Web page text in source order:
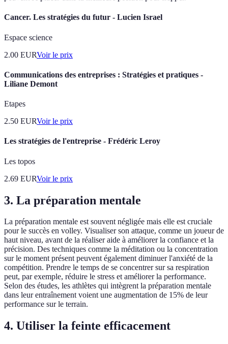
Cancer. Les stratégies du futur - Lucien Israel
Espace science
2.00 EURVoir le prix
Communications des entreprises : Stratégies et pratiques -
Liliane Demont
Etapes
2.50 EURVoir le prix
Les stratégies de l'entreprise - Frédéric Leroy
Les topos
2.69 EURVoir le prix
3. La préparation mentale
La préparation mentale est souvent négligée mais elle est cruciale
pour le succès en volley. Visualiser son attaque, comme un joueur de
haut niveau, avant de la réaliser aide à améliorer la confiance et la
précision. Des techniques comme la méditation ou la concentration
sur le moment présent peuvent également diminuer l'anxiété de la
compétition. Prendre le temps de se concentrer sur sa respiration
peut, par exemple, réduire le stress et améliorer la performance.
Selon des études, les athlètes qui intègrent la préparation mentale
dans leur entraînement voient une augmentation de 15% de leur
performance sur le terrain.
4. Utiliser la feinte efficacement